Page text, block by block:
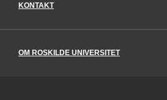
KONTAKT
OM ROSKILDE UNIVERSITET